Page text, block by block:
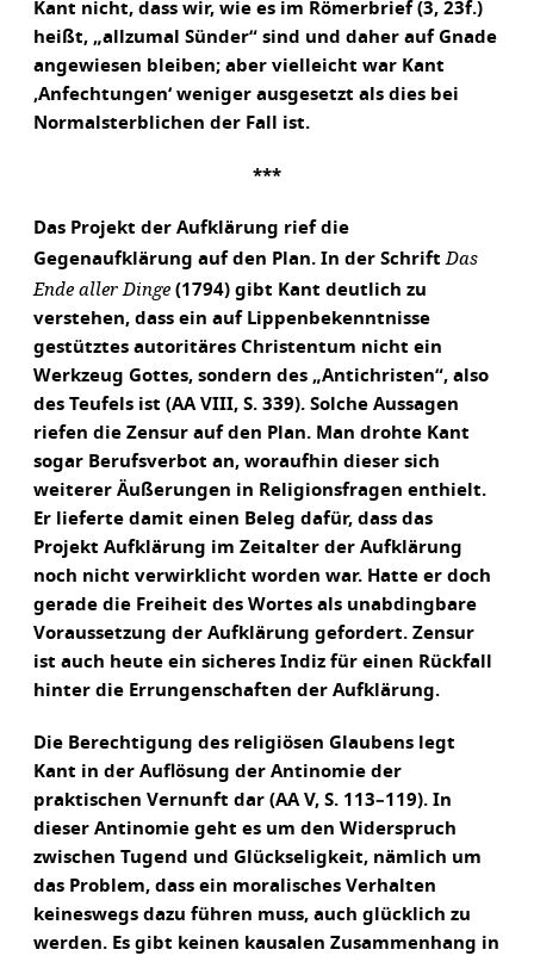
Kant nicht, dass wir, wie es im Römerbrief (3, 23f.)
heißt, „allzumal Sünder“ sind und daher auf Gnade
angewiesen bleiben; aber vielleicht war Kant
‚Anfechtungen‘ weniger ausgesetzt als dies bei
Normalsterblichen der Fall ist.
***
Das Projekt der Aufklärung rief die
Gegenaufklärung auf den Plan. In der SchriftDas
Ende aller Dinge (1794) gibt Kant deutlich zu
verstehen, dass ein auf Lippenbekenntnisse
gestütztes autoritäres Christentum nicht ein
Werkzeug Gottes, sondern des „Antichristen“, also
des Teufels ist (AA VIII, S. 339). Solche Aussagen
riefen die Zensur auf den Plan. Man drohte Kant
sogar Berufsverbot an, woraufhin dieser sich
weiterer Äußerungen in Religionsfragen enthielt.
Er lieferte damit einen Beleg dafür, dass das
Projekt Aufklärung im Zeitalter der Aufklärung
noch nicht verwirklicht worden war. Hatte er doch
gerade die Freiheit des Wortes als unabdingbare
Voraussetzung der Aufklärung gefordert. Zensur
ist auch heute ein sicheres Indiz für einen Rückfall
hinter die Errungenschaften der Aufklärung.
Die Berechtigung des religiösen Glaubens legt
Kant in der Auflösung der Antinomie der
praktischen Vernunft dar (AA V, S. 113–119). In
dieser Antinomie geht es um den Widerspruch
zwischen Tugend und Glückseligkeit, nämlich um
das Problem, dass ein moralisches Verhalten
keineswegs dazu führen muss, auch glücklich zu
werden. Es gibt keinen kausalen Zusammenhang in